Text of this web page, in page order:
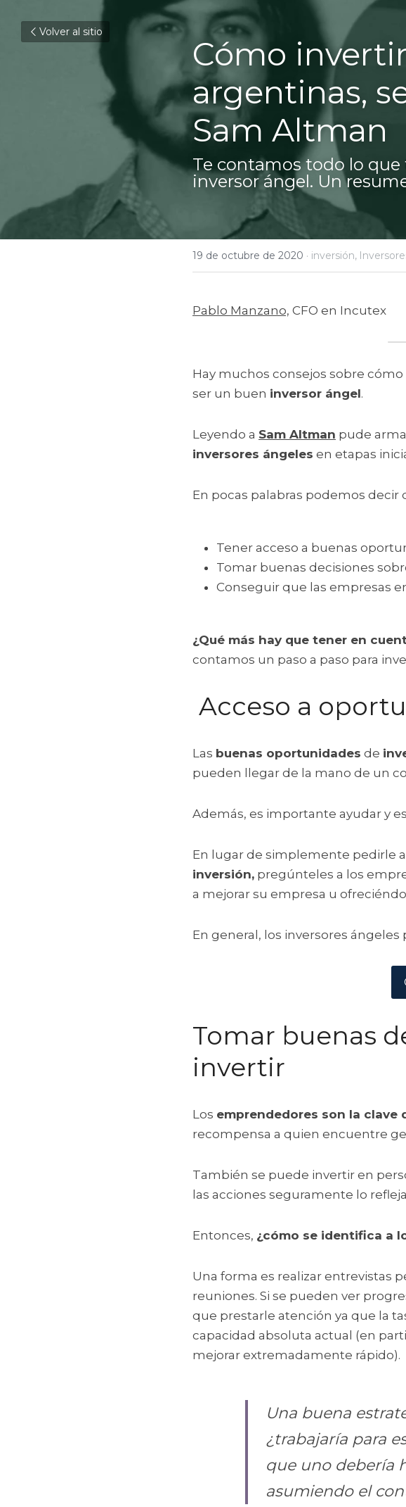
Volver al sitio
Cómo
argentinas,
Sam Altman
Te contamos todo lo que
inversor ángel. Un
19 de octubre de 2020 · inversión,
Pablo Manzano, CFO en Incutex
Hay muchos consejos sobre cómo
ser un buen inversor ángel.
Leyendo a Sam Altman pude
inversores ángeles en etapas
En pocas palabras podemos decir
Tener acceso a buenas
Tomar buenas decisiones
Conseguir que las empresas
¿Qué más hay que tener en
contamos un paso a paso para
Acceso a
Las buenas oportunidades de
pueden llegar de la mano de un
Además, es importante ayudar y
En lugar de simplemente pedirle
inversión, pregúnteles a los
a mejorar su empresa u
En general, los inversores
Tomar buenas
invertir
Los emprendedores son la clave
recompensa a quien encuentre
También se puede invertir en
las acciones seguramente lo
Entonces, ¿cómo se identifica a
Una forma es realizar entrevistas
reuniones. Si se pueden ver
que prestarle atención ya que la
capacidad absoluta actual (en
mejorar extremadamente rápido).
Una buena
¿trabajaría para
que uno debería
asumiendo el